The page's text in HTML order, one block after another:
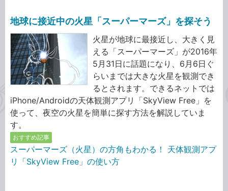
地球に接近中の火星「スーパーマーズ」を探そう
火星が地球に最接近し、大きく見
える「スーパーマーズ」が2016年
5月31日に話題になり、6月6日ぐ
らいまでは大きな火星を観測でき
るとされます。できるネットでは
iPhone/Androidの天体観測アプリ「SkyView Free」を
使って、夜空の火星を簡単に探す方法を解説していま
す。
おすすめ記事
スーパーマーズ（火星）の方角もわかる！ 天体観測アプ
リ「SkyView Free」の使い方